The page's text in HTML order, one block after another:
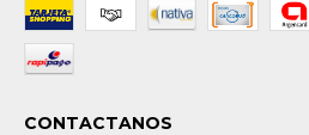
CONTACTANOS